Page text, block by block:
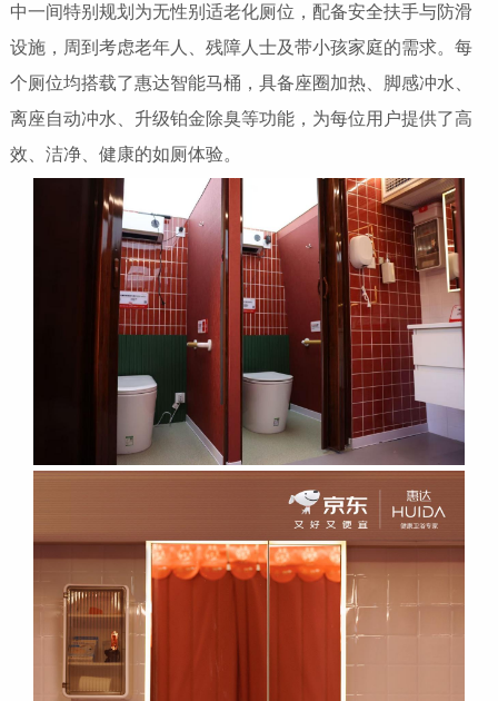
中一间特别规划为无性别适老化厕位，配备安全扶手与防滑
设施，周到考虑老年人、残障人士及带小孩家庭的需求。每
个厕位均搭载了惠达智能马桶，具备座圈加热、脚感冲水、
离座自动冲水、升级铂金除臭等功能，为每位用户提供了高
效、洁净、健康的如厕体验。